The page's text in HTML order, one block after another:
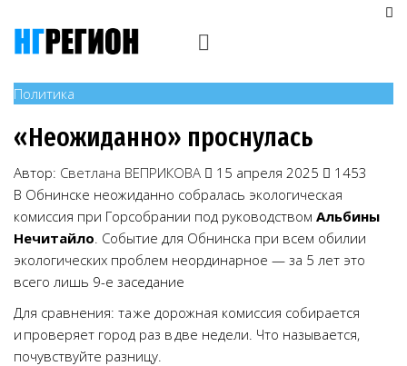
Политика
«Неожиданно» проснулась
Автор: Светлана ВЕПРИКОВА 15 апреля 2025
1453
В Обнинске неожиданно собралась экологическая
комиссия при Горсобрании под руководством Альбины
Нечитайло. Событие для Обнинска при всем обилии
экологических проблем неординарное — за 5 лет это
всего лишь 9-е заседание
Для сравнения: та же дорожная комиссия собирается
и проверяет город раз в две недели. Что называется,
почувствуйте разницу.